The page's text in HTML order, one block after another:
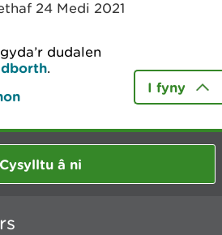
24 Medi 2021
dudalen
.
I fyny
Cysylltu â ni